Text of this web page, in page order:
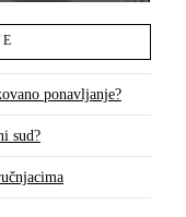
ponavljanje?
sud?